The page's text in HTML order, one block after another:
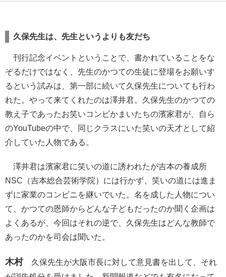
久保先生は、先生というよりも友だち
刊行記念イベントということで、書かれていることをな
ぞるだけではなく、先生のかつての生徒に登場をお願いす
るという試みは、第一部に続いて久保先生についても行わ
れた。やって来てくれたのは澤井君。久保先生のかつての
教え子であったお笑いコンビかまいたちの濱家君が、自ら
のYouTubeの中で、同じクラスにいた笑いの天才として紹
介していた人物である。
澤井君は濱家君に笑いの道に誘われたが吉本の養成所
NSC（吉本総合芸術学院）には行かず、笑いの道には進ま
ずに家業のコンビニを継いでいた。名を成した人物につい
て、かつての恩師からどんな子どもだったのか聞く企画は
よくあるが、今回はそれの逆で、久保先生はどんな教師で
あったのかを司会は聞いた。
木村久保先生が大阪市長に対して意見書を出して、それ